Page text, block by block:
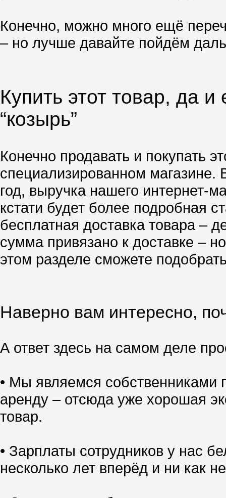
Конечно, можно много ещё
– но лучше давайте пойдём
Купить этот товар, да
“козырь”
Конечно продавать и покупать
специализированном магазине.
год, выручка нашего интернет-
кстати будет более подробная
бесплатная доставка товара –
сумма привязано к доставке –
этом разделе сможете
Наверно вам интересно,
А ответ здесь на самом деле
• Мы являемся собственниками
аренду – отсюда уже хорошая
товар.
• Зарплаты сотрудников у нас
несколько лет вперёд и ни как